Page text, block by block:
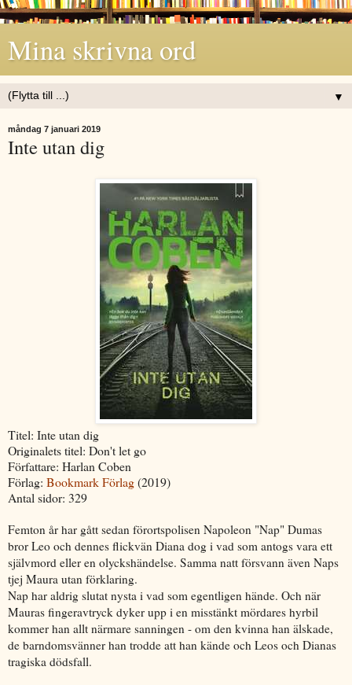
Mina skrivna ord
▼
måndag 7 januari 2019
Inte utan dig
Titel: Inte utan dig
Originalets titel: Don't let go
Författare: Harlan Coben
Förlag: Bookmark Förlag(2019)
Antal sidor: 329
Femton år har gått sedan förortspolisen Napoleon "Nap" Dumas
bror Leo och dennes flickvän Diana dog i vad som antogs vara ett
självmord eller en olyckshändelse. Samma natt försvann även Naps
tjej Maura utan förklaring.
Nap har aldrig slutat nysta i vad som egentligen hände. Och när
Mauras fingeravtryck dyker upp i en misstänkt mördares hyrbil
kommer han allt närmare sanningen - om den kvinna han älskade,
de barndomsvänner han trodde att han kände och Leos och Dianas
tragiska dödsfall.